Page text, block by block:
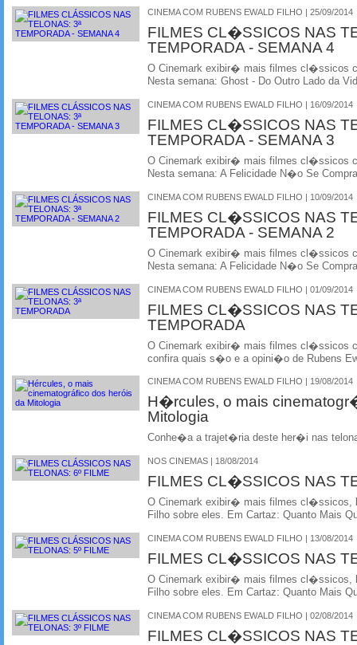
CINEMA COM RUBENS EWALD FILHO | 25/09/2014
FILMES CL�SSICOS NAS
TEMPORADA - SEMANA 4
O Cinemark exibir� mais filmes cl�ssicos
Nesta semana: Ghost - Do Outro Lado da
CINEMA COM RUBENS EWALD FILHO | 16/09/2014
FILMES CL�SSICOS NAS
TEMPORADA - SEMANA 3
O Cinemark exibir� mais filmes cl�ssicos
Nesta semana: A Felicidade N�o Se Compra
CINEMA COM RUBENS EWALD FILHO | 10/09/2014
FILMES CL�SSICOS NAS
TEMPORADA - SEMANA 2
O Cinemark exibir� mais filmes cl�ssicos
Nesta semana: A Felicidade N�o Se Compra
CINEMA COM RUBENS EWALD FILHO | 01/09/2014
FILMES CL�SSICOS NAS
TEMPORADA
O Cinemark exibir� mais filmes cl�ssicos
confira quais s�o e a opini�o de Rubens
CINEMA COM RUBENS EWALD FILHO | 19/08/2014
H�rcules, o mais
Mitologia
Conhe�a a trajet�ria deste her�i nas
NOS CINEMAS | 18/08/2014
FILMES CL�SSICOS NAS
O Cinemark exibir� mais filmes cl�ssicos,
Filho sobre eles. Em Cartaz: Quanto Mais
CINEMA COM RUBENS EWALD FILHO | 13/08/2014
FILMES CL�SSICOS NAS
O Cinemark exibir� mais filmes cl�ssicos,
Filho sobre eles. Em Cartaz: Quanto Mais
CINEMA COM RUBENS EWALD FILHO | 02/08/2014
FILMES CL�SSICOS NAS